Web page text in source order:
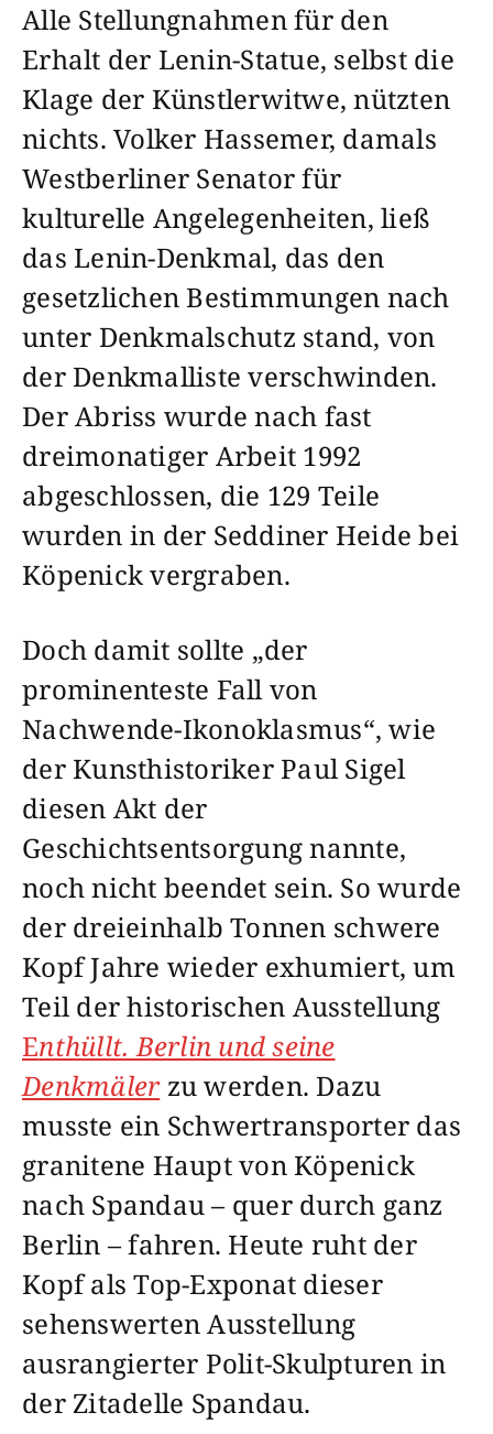
Alle Stellungnahmen für den
Erhalt der Lenin-Statue, selbst die
Klage der Künstlerwitwe, nützten
nichts. Volker Hassemer, damals
Westberliner Senator für
kulturelle Angelegenheiten, ließ
das Lenin-Denkmal, das den
gesetzlichen Bestimmungen nach
unter Denkmalschutz stand, von
der Denkmalliste verschwinden.
Der Abriss wurde nach fast
dreimonatiger Arbeit 1992
abgeschlossen, die 129 Teile
wurden in der Seddiner Heide bei
Köpenick vergraben.
Doch damit sollte „der
prominenteste Fall von
Nachwende-Ikonoklasmus“, wie
der Kunsthistoriker Paul Sigel
diesen Akt der
Geschichtsentsorgung nannte,
noch nicht beendet sein. So wurde
der dreieinhalb Tonnen schwere
Kopf Jahre wieder exhumiert, um
Teil der historischen Ausstellung
Enthüllt. Berlin und seine
Denkmäler zu werden. Dazu
musste ein Schwertransporter das
granitene Haupt von Köpenick
nach Spandau – quer durch ganz
Berlin – fahren. Heute ruht der
Kopf als Top-Exponat dieser
sehenswerten Ausstellung
ausrangierter Polit-Skulpturen in
der Zitadelle Spandau.